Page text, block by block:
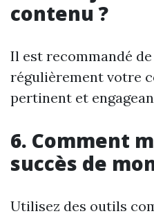
contenu ?
Il est recommandé
régulièrement votre
pertinent et
6. Comment
succès de
Utilisez des outils